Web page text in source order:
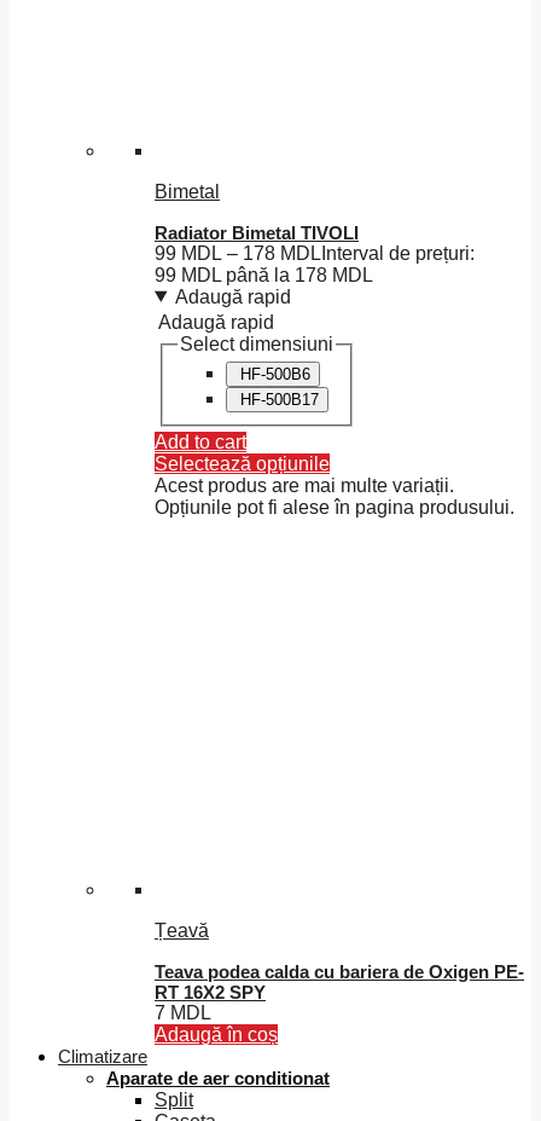
Bimetal
Radiator Bimetal TIVOLI
99 MDL – 178 MDL Interval de prețuri:
99 MDL până la 178 MDL
Adaugă rapid
Adaugă rapid
Select dimensiuni
HF-500B6
HF-500B17
Add to cart
Selectează opțiunile
Acest produs are mai multe variații.
Opțiunile pot fi alese în pagina produsului.
Țeavă
Teava podea calda cu bariera de Oxigen PE-
RT 16X2 SPY
7 MDL
Adaugă în coș
Climatizare
Aparate de aer conditionat
Split